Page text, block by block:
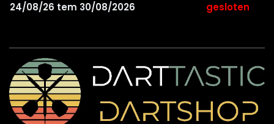
24/08/26 tem 30/08/2026
gesloten